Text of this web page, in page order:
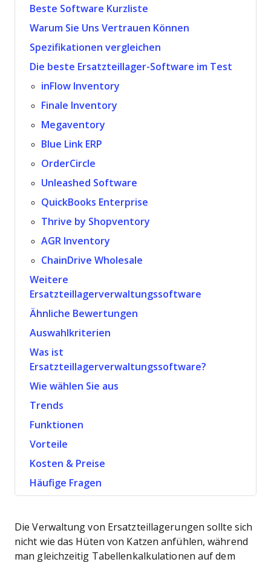
Beste Software Kurzliste
Warum Sie Uns Vertrauen Können
Spezifikationen vergleichen
Die beste Ersatzteillager-Software im Test
inFlow Inventory
Finale Inventory
Megaventory
Blue Link ERP
OrderCircle
Unleashed Software
QuickBooks Enterprise
Thrive by Shopventory
AGR Inventory
ChainDrive Wholesale
Weitere
Ersatzteillagerverwaltungssoftware
Ähnliche Bewertungen
Auswahlkriterien
Was ist
Ersatzteillagerverwaltungssoftware?
Wie wählen Sie aus
Trends
Funktionen
Vorteile
Kosten & Preise
Häufige Fragen
Die Verwaltung von Ersatzteillagerungen sollte sich
nicht wie das Hüten von Katzen anfühlen, während
man gleichzeitig Tabellenkalkulationen auf dem